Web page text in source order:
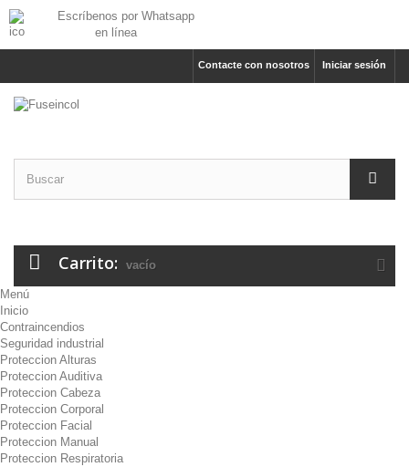
Escríbenos por Whatsapp
en línea
Iniciar sesión
Contacte con nosotros
Carrito: vacío
Menú
Inicio
Contraincendios
Seguridad industrial
Proteccion Alturas
Proteccion Auditiva
Proteccion Cabeza
Proteccion Corporal
Proteccion Facial
Proteccion Manual
Proteccion Respiratoria